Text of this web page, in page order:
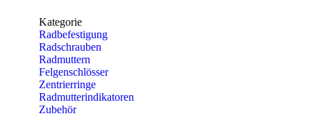
Kategorie
Radbefestigung
Radschrauben
Radmuttern
Felgenschlösser
Zentrierringe
Radmutterindikatoren
Zubehör